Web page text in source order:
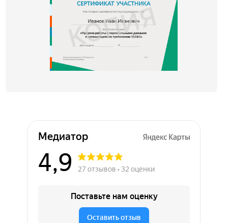
Медиатор на карте Химок — Яндекс Карты